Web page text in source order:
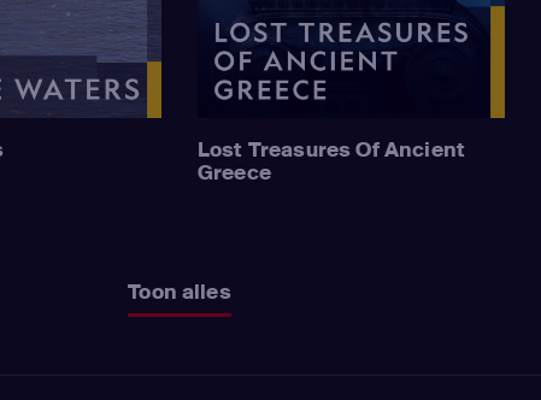
Lost Treasures Of Ancient
Greece
Toon alles